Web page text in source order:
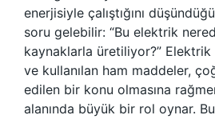
enerjisiyle çalıştığını
soru gelebilir: “Bu elektrik
kaynaklarla üretiliyor?”
ve kullanılan ham maddeler,
edilen bir konu olmasına
alanında büyük bir rol oynar.